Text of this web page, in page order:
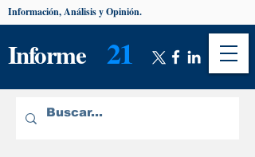
Informe 21
Información, Análisis y Opinión.